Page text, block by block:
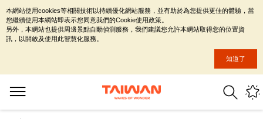
本網站使用cookies等相關技術以持續優化網站服務，並有助於為您提供更佳的體驗，當
您繼續使用本網站即表示您同意我們的Cookie使用政策。
另外，本網站也提供周邊景點自動偵測服務，我們建議您允許本網站取得您的位置資
訊，以開啟及使用此智慧化服務。
知道了